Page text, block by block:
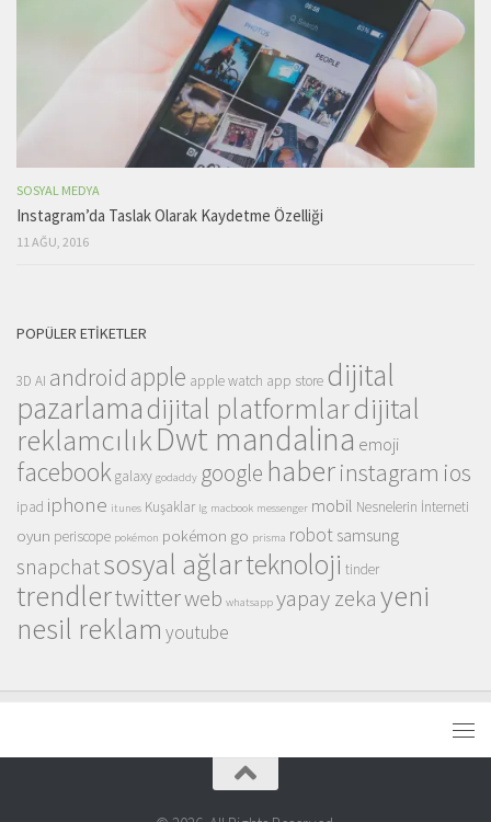
SOSYAL MEDYA
Instagram’da Taslak Olarak Kaydetme Özelliği
11 AĞU, 2016
POPÜLER ETIKETLER
3D AI android apple apple watch app store dijital
pazarlamadijital platformlardijital
reklamcılıkDwt mandalina emoji
facebookgalaxy godaddy google haberinstagram ios
ipad iphone itunes Kuşaklar lg macbook messenger mobil Nesnelerin İnterneti
oyun periscope pokémon pokémon go prisma robot samsung
snapchatsosyal ağlarteknoloji tinder
trendlertwitterweb whatsapp yapay zekayeni
nesil reklam youtube